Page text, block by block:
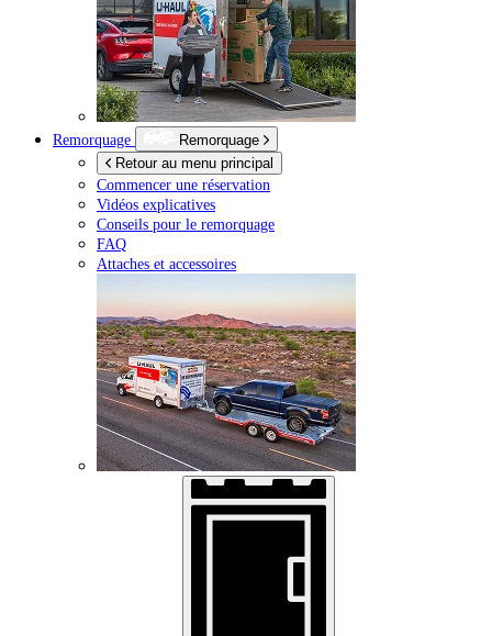
Remorquage
Remorquage
Retour au menu principal
Commencer une réservation
Vidéos explicatives
Conseils pour le remorquage
FAQ
Attaches et accessoires